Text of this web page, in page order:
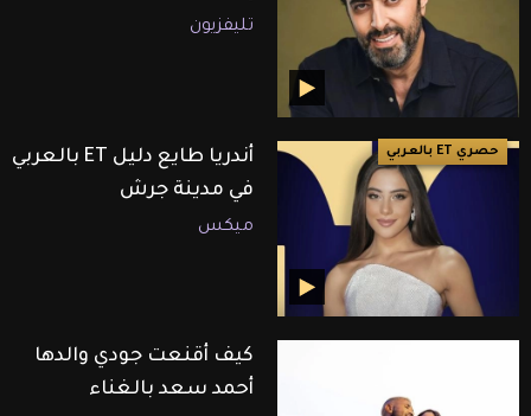
تليفزيون
حصري ET بالعربي
أندريا طايع دليل ET بالعربي
في مدينة جرش
ميكس
كيف أقنعت جودي والدها
أحمد سعد بالغناء